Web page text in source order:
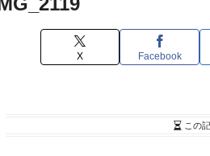
X Facebook
この